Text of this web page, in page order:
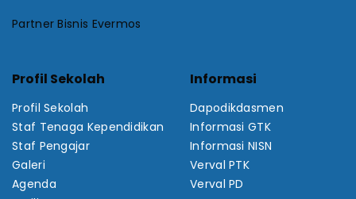
Partner Bisnis Evermos
Profil Sekolah
Profil Sekolah
Staf Tenaga Kependidikan
Staf Pengajar
Galeri
Agenda
Informasi
Dapodikdasmen
Informasi GTK
Informasi NISN
Verval PTK
Verval PD